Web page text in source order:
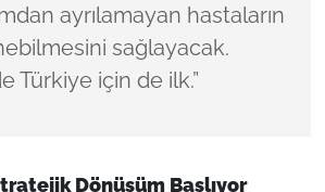
ayrılamayan hastaların
sağlayacak.
Türkiye için de ilk.”
Dönüşüm Başlıyor